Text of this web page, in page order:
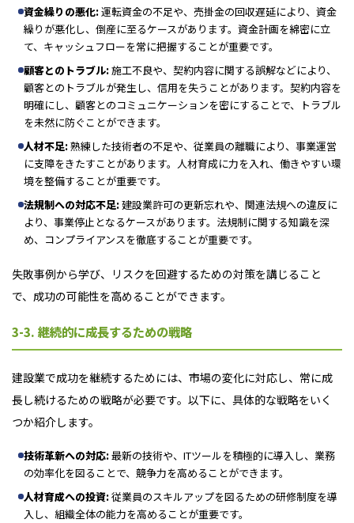
資金繰りの悪化:運転資金の不足や、売掛金の回収遅延により、資金
繰りが悪化し、倒産に至るケースがあります。資金計画を綿密に立
て、キャッシュフローを常に把握することが重要です。
顧客とのトラブル:施工不良や、契約内容に関する誤解などにより、
顧客とのトラブルが発生し、信用を失うことがあります。契約内容を
明確にし、顧客とのコミュニケーションを密にすることで、トラブル
を未然に防ぐことができます。
人材不足:熟練した技術者の不足や、従業員の離職により、事業運営
に支障をきたすことがあります。人材育成に力を入れ、働きやすい環
境を整備することが重要です。
法規制への対応不足:建設業許可の更新忘れや、関連法規への違反に
より、事業停止となるケースがあります。法規制に関する知識を深
め、コンプライアンスを徹底することが重要です。
失敗事例から学び、リスクを回避するための対策を講じること
で、成功の可能性を高めることができます。
3-3. 継続的に成長するための戦略
建設業で成功を継続するためには、市場の変化に対応し、常に成
長し続けるための戦略が必要です。以下に、具体的な戦略をいく
つか紹介します。
技術革新への対応:最新の技術や、ITツールを積極的に導入し、業務
の効率化を図ることで、競争力を高めることができます。
人材育成への投資:従業員のスキルアップを図るための研修制度を導
入し、組織全体の能力を高めることが重要です。